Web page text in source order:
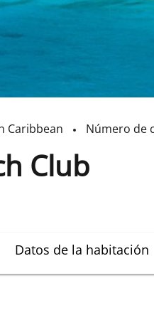
Caribbean Número de
Club
Datos de la habitación